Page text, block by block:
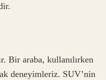
Bir araba, kullanılırken
deneyimleriz. SUV’nin